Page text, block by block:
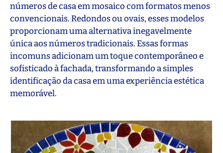
números de casa em mosaico com formatos menos
convencionais. Redondos ou ovais, esses modelos
proporcionam uma alternativa inegavelmente
única aos números tradicionais. Essas formas
incomuns adicionam um toque contemporâneo e
sofisticado à fachada, transformando a simples
identificação da casa em uma experiência estética
memorável.